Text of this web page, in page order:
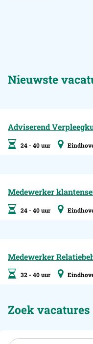
Nieuwste
Adviserend
24 - 40 uur
Medewerker
24 - 40 uur
Medewerker
32 - 40 uur
Zoek vacatures